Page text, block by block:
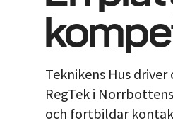
Teknikens Hus
RegTek i
och fortbildar